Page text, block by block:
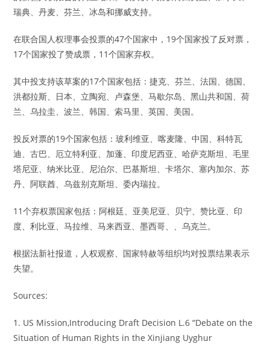
瑞典、丹麦、芬兰、冰岛和挪威支持。
在联合国人权理事会投票的47个国家中，19个国家投了反对票，
17个国家投了赞成票，11个国家弃权。
其中投支持该草案的17个国家包括：捷克、芬兰、法国、德国、
洪都拉斯、日本、立陶宛、卢森堡、马歇尔岛、黑山共和国、荷
兰、乌拉圭、波兰、韩国、索马里、英国、美国。
投反对票的19个国家包括：玻利维亚、喀麦隆、中国、科特瓦
迪、古巴、厄立特利亚、加蓬、印度尼西亚、哈萨克斯坦、毛里
塔尼亚、纳米比亚、尼泊尔、巴基斯坦、卡塔尔、塞内加尔、苏
丹、阿联酋、乌兹别克斯坦、委内瑞拉。
11个弃权票国家包括：阿根廷、亚美尼亚、贝宁、赞比亚、印
度、利比亚、马拉维、马来西亚、墨西哥、、乌克兰。
根据法新社报道，人权观察、国家特赦等组织均对投票结果表示
失望。
Sources:
1. US Mission,Introducing Draft Decision L.6 “Debate on the
Situation of Human Rights in the Xinjiang Uyghur